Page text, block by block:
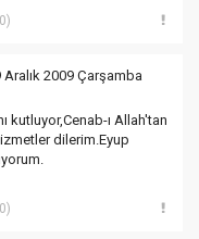
Aralık 2009 Çarşamba
kutluyor,Cenab-ı Allah'tan
dilerim.Eyup